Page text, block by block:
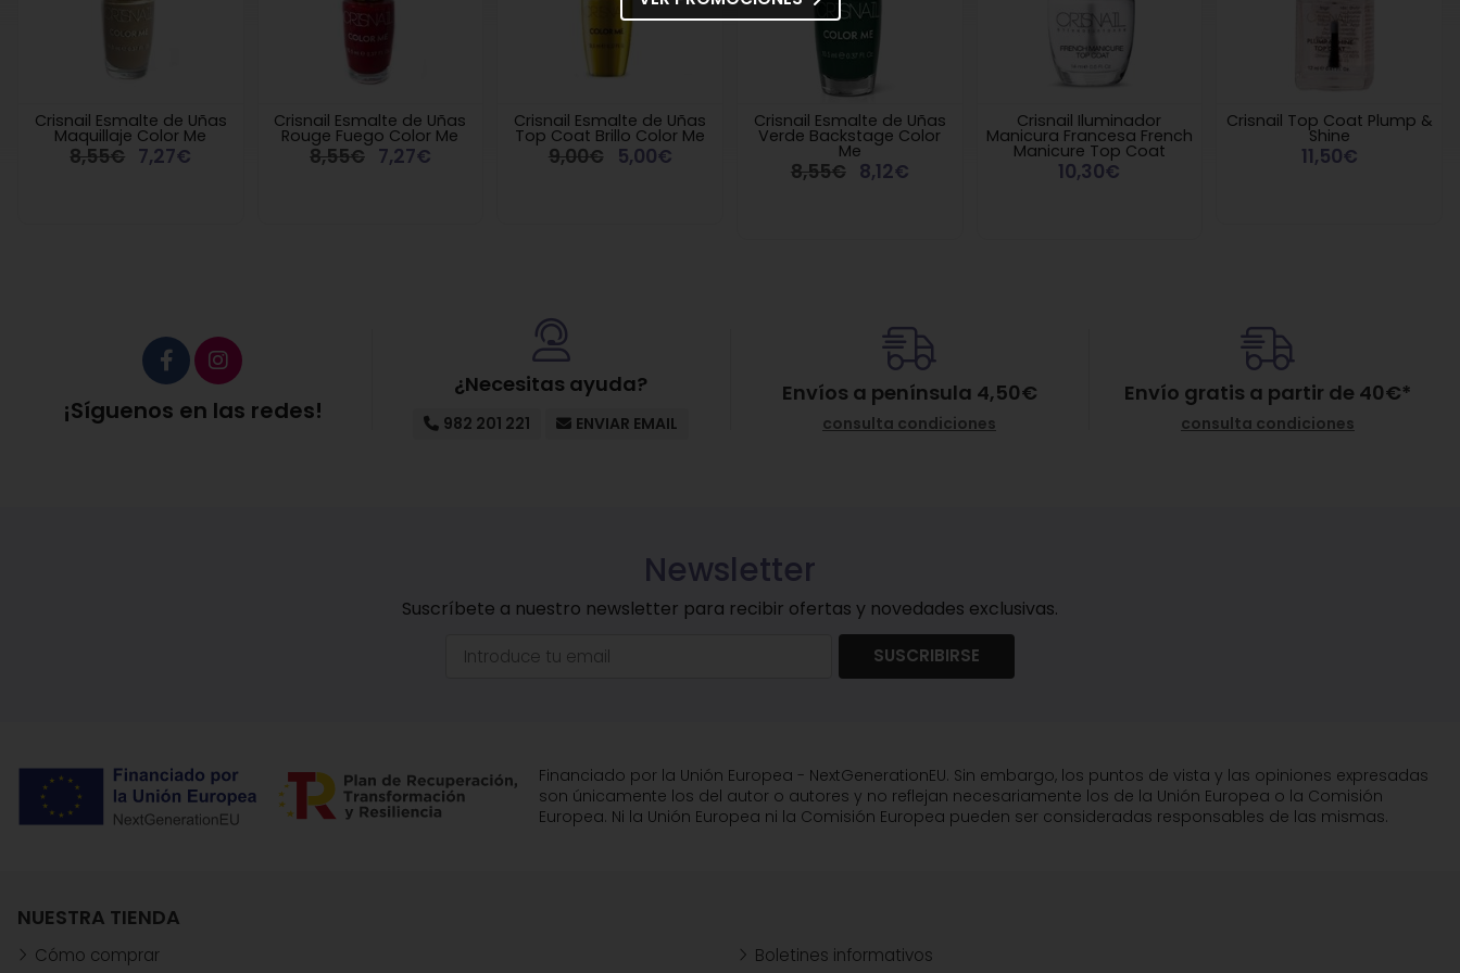
Crisnail Esmalte de Uñas
Maquillaje Color Me
8,55€ 7,27€
Crisnail Esmalte de Uñas
Rouge Fuego Color Me
8,55€ 7,27€
Crisnail Esmalte de Uñas
Top Coat Brillo Color Me
9,00€ 5,00€
Crisnail Esmalte de Uñas
Verde Backstage Color
Me
8,55€ 8,12€
Crisnail Iluminador
Manicura Francesa French
Manicure Top Coat
10,30€
Crisnail Top Coat Plump &
Shine
11,50€
¡Síguenos en las redes!
¿Necesitas ayuda?
982 201 221 ENVIAR EMAIL
Envíos a península 4,50€
consulta condiciones
Envío gratis a partir de 40€*
consulta condiciones
Newsletter
Suscríbete a nuestro newsletter para recibir ofertas y novedades exclusivas.
SUSCRIBIRSE
Financiado por la Unión Europea - NextGenerationEU. Sin embargo, los puntos de vista y las opiniones expresadas
son únicamente los del autor o autores y no reflejan necesariamente los de la Unión Europea o la Comisión
Europea. Ni la Unión Europea ni la Comisión Europea pueden ser consideradas responsables de las mismas.
NUESTRA TIENDA
Cómo comprar Boletines informativos